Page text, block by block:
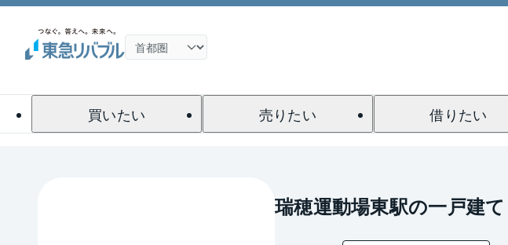
買いたい 売りたい 借りたい
瑞穂運動場東駅の一戸建て